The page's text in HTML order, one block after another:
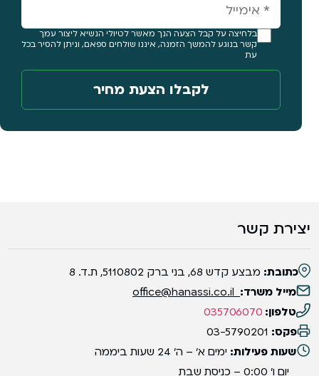
בלחיצה על קבל הצעה הנך מאשר לטיולי הנשיא ליצור עמך
קשר בנוגע להמשך הזמנה, איננו שולחים ספאם, וניתן להסיר בכל
עת
יצירת קשר
כתובת: מבצע קדש 68, בני ברק 5110802, ת.ד. 8
מייל משרד:
טלפון: 035706070
פקס: 03-5790201
שעות פעילות: ימים א' – ה' 24 שעות ביממה
יום ו' 0:00 – כניסת שבת